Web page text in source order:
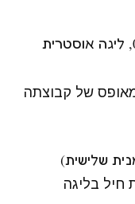
אסיה דרקסן (דורנבירן/לוסטנאו 07, ליגה אוסטרית
90 בתיקו המאופס של קבוצתה
שלישית)
חיל בליגה